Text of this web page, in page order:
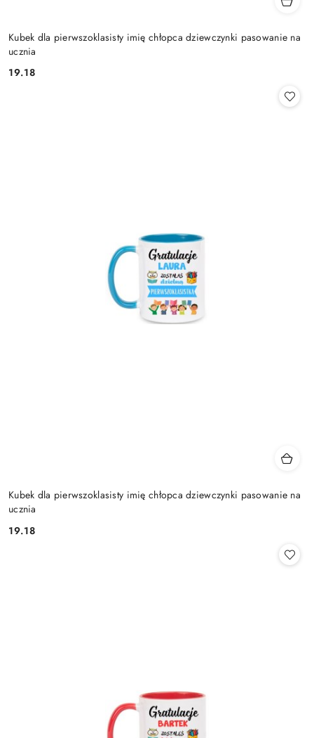
Kubek dla pierwszoklasisty imię chłopca dziewczynki pasowanie na
ucznia
Cena:
19.18
Kubek dla pierwszoklasisty imię chłopca dziewczynki pasowanie na
ucznia
Cena:
19.18